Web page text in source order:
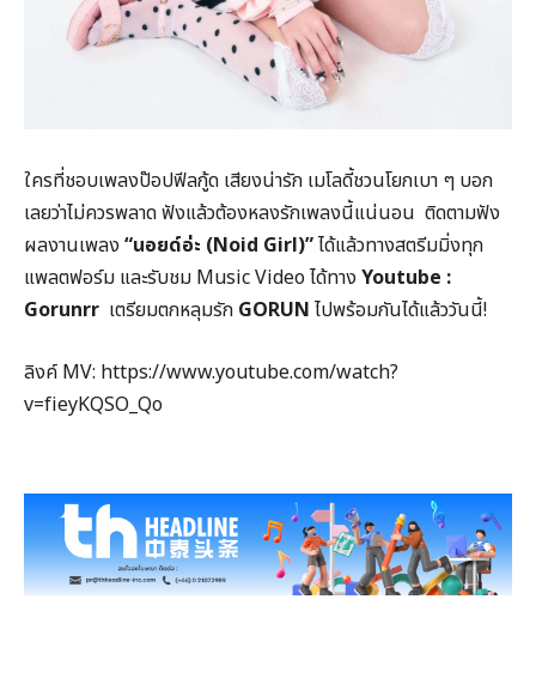
ใครที่ชอบเพลงป๊อปฟีลกู้ด เสียงน่ารัก เมโลดี้ชวนโยกเบา ๆ บอก
เลยว่าไม่ควรพลาด ฟังแล้วต้องหลงรักเพลงนี้แน่นอน ติดตามฟัง
ผลงานเพลง “นอยด์อ่ะ (Noid Girl)”ได้แล้วทางสตรีมมิ่งทุก
แพลตฟอร์ม และรับชม Music Video ได้ทาง Youtube :
Gorunrr เตรียมตกหลุมรัก GORUN ไปพร้อมกันได้แล้ววันนี้!
ลิงค์ MV: https://www.youtube.com/watch?
v=fieyKQSO_Qo